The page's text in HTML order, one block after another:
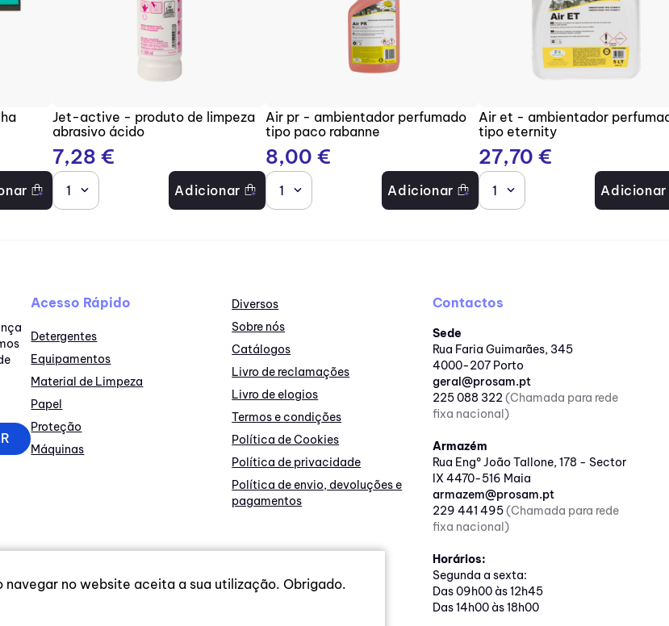
navegar no website aceita a sua utilização. Obrigado.
Jet-active - produto de limpeza
abrasivo ácido
7,28 €
1 Adicionar
Air pr - ambientador perfumado
tipo paco rabanne
8,00 €
1 Adicionar
Air et - ambientador
tipo eternity
27,70 €
1 Adicionar
Acesso Rápido
Detergentes
Equipamentos
Material de Limpeza
Papel
Proteção
Máquinas
Diversos
Sobre nós
Catálogos
Livro de reclamações
Livro de elogios
Termos e condições
Política de Cookies
Política de privacidade
Política de envio, devoluções e
pagamentos
Contactos
Sede
Rua Faria Guimarães, 345
4000-207 Porto
geral@prosam.pt
225 088 322(Chamada para rede
fixa nacional)
Armazém
Rua Engº João Tallone, 178 - Sector
IX 4470-516 Maia
armazem@prosam.pt
229 441 495(Chamada para rede
fixa nacional)
Horários:
Segunda a sexta:
Das 09h00 às 12h45
Das 14h00 às 18h00